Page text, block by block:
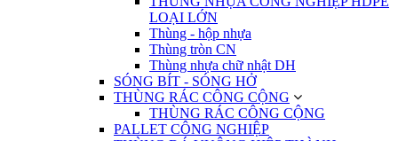
LOẠI LỚN
Thùng - hộp nhựa
Thùng tròn CN
Thùng nhựa chữ nhật DH
SÓNG BÍT - SÓNG HỞ
THÙNG RÁC CÔNG CỘNG
THÙNG RÁC CÔNG CỘNG
PALLET CÔNG NGHIỆP